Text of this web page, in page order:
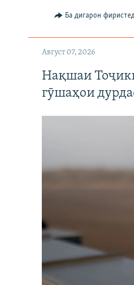
Ба дигарон
Август 07, 2026
Нақшаи
гӯшаҳои